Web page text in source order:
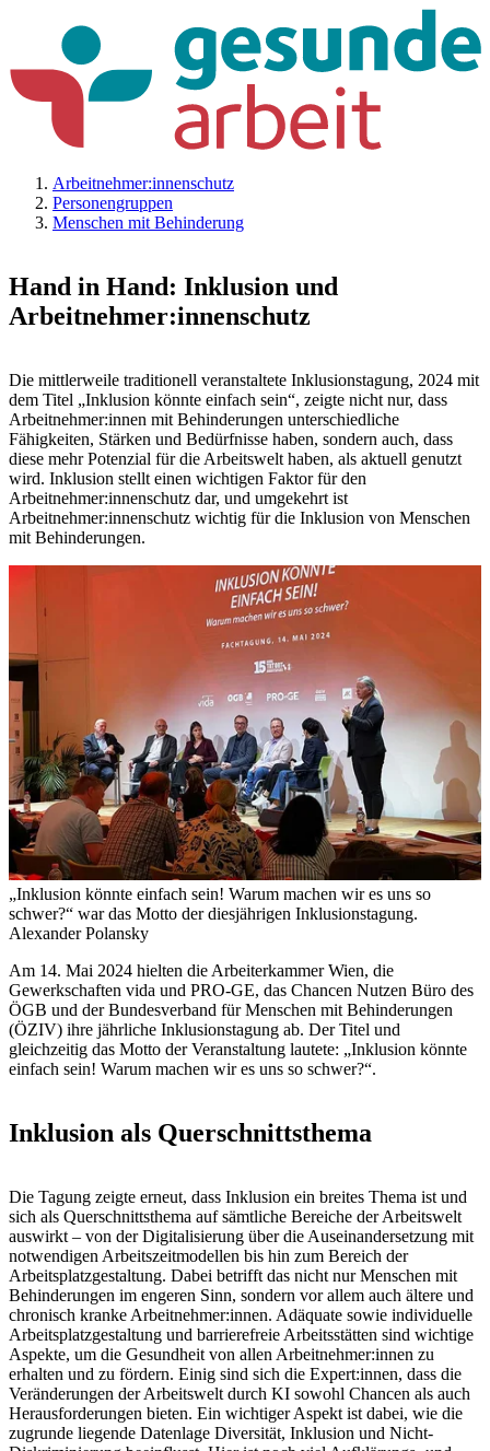
Arbeitnehmer:innenschutz
Personengruppen
Menschen mit Behinderung
Hand in Hand: Inklusion und
Arbeitnehmer:innenschutz
Die mittlerweile traditionell veranstaltete Inklusionstagung, 2024 mit
dem Titel „Inklusion könnte einfach sein“, zeigte nicht nur, dass
Arbeitnehmer:innen mit Behinderungen unterschiedliche
Fähigkeiten, Stärken und Bedürfnisse haben, sondern auch, dass
diese mehr Potenzial für die Arbeitswelt haben, als aktuell genutzt
wird. Inklusion stellt einen wichtigen Faktor für den
Arbeitnehmer:innenschutz dar, und umgekehrt ist
Arbeitnehmer:innenschutz wichtig für die Inklusion von Menschen
mit Behinderungen.
„Inklusion könnte einfach sein! Warum machen wir es uns so
schwer?“ war das Motto der diesjährigen Inklusionstagung.
Alexander Polansky
Am 14. Mai 2024 hielten die Arbeiterkammer Wien, die
Gewerkschaften vida und PRO-GE, das Chancen Nutzen Büro des
ÖGB und der Bundesverband für Menschen mit Behinderungen
(ÖZIV) ihre jährliche Inklusionstagung ab. Der Titel und
gleichzeitig das Motto der Veranstaltung lautete: „Inklusion könnte
einfach sein! Warum machen wir es uns so schwer?“.
Inklusion als Querschnittsthema
Die Tagung zeigte erneut, dass Inklusion ein breites Thema ist und
sich als Querschnittsthema auf sämtliche Bereiche der Arbeitswelt
auswirkt – von der Digitalisierung über die Auseinandersetzung mit
notwendigen Arbeitszeitmodellen bis hin zum Bereich der
Arbeitsplatzgestaltung. Dabei betrifft das nicht nur Menschen mit
Behinderungen im engeren Sinn, sondern vor allem auch ältere und
chronisch kranke Arbeitnehmer:innen. Adäquate sowie individuelle
Arbeitsplatzgestaltung und barrierefreie Arbeitsstätten sind wichtige
Aspekte, um die Gesundheit von allen Arbeitnehmer:innen zu
erhalten und zu fördern. Einig sind sich die Expert:innen, dass die
Veränderungen der Arbeitswelt durch KI sowohl Chancen als auch
Herausforderungen bieten. Ein wichtiger Aspekt ist dabei, wie die
zugrunde liegende Datenlage Diversität, Inklusion und Nicht-